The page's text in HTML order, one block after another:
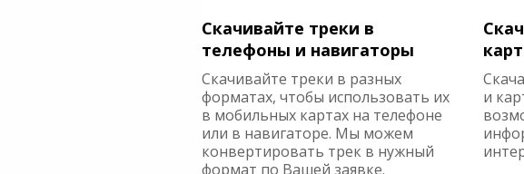
Скачивайте треки в
телефоны и навигаторы
Скачивайте треки в разных
форматах, чтобы использовать их
в мобильных картах на телефоне
или в навигаторе. Мы можем
конвертировать трек в нужный
формат по Вашей заявке.
и